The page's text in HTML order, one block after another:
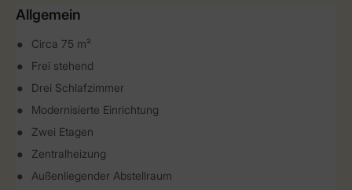
Allgemein
Circa 75 m²
Frei stehend
Drei Schlafzimmer
Modernisierte Einrichtung
Zwei Etagen
Zentralheizung
Außenliegender Abstellraum